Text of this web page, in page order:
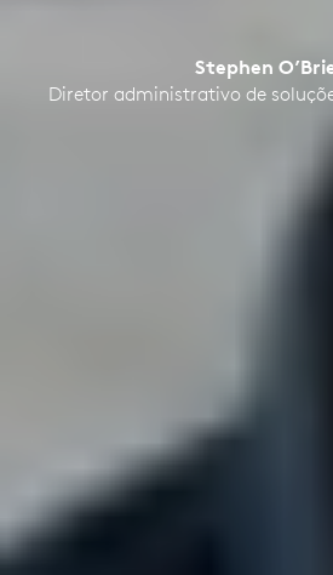
Stephen
Diretor administrativo de